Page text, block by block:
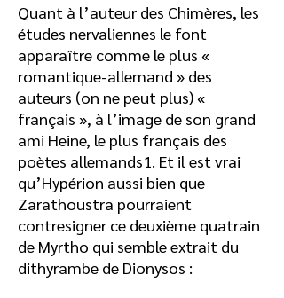
Quant à l’auteur des Chimères, les
études nervaliennes le font
apparaître comme le plus «
romantique-allemand » des
auteurs (on ne peut plus) «
français », à l’image de son grand
ami Heine, le plus français des
poètes allemands1. Et il est vrai
qu’Hypérion aussi bien que
Zarathoustra pourraient
contresigner ce deuxième quatrain
de Myrtho qui semble extrait du
dithyrambe de Dionysos :